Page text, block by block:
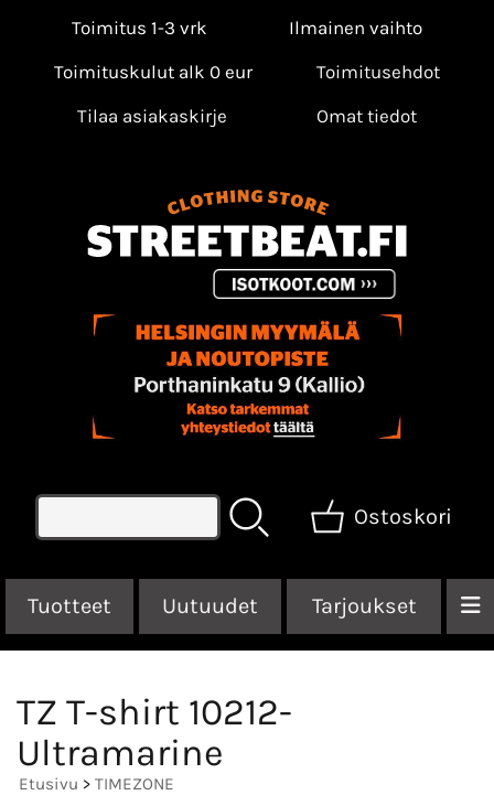
Toimitus 1-3 vrk
Ilmainen vaihto
Toimituskulut alk 0 eur
Toimitusehdot
Tilaa asiakaskirje
Omat tiedot
Ostoskori
Tuotteet Uutuudet Tarjoukset
TZ T-shirt 10212-
Ultramarine
Etusivu > TIMEZONE